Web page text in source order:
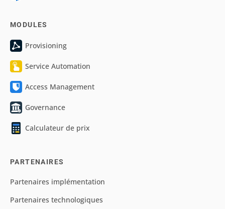
MODULES
Provisioning
Service Automation
Access Management
Governance
Calculateur de prix
PARTENAIRES
Partenaires implémentation
Partenaires technologiques